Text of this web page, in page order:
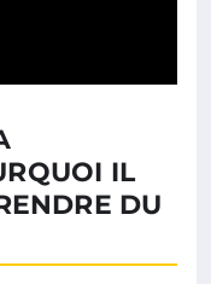
IL
DU